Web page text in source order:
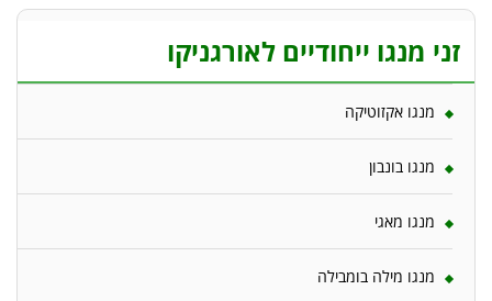
זני מנגו ייחודיים לאורגניקו
מנגו אקזוטיקה
מנגו בונבון
מנגו מאגי
מנגו מילה בומבילה